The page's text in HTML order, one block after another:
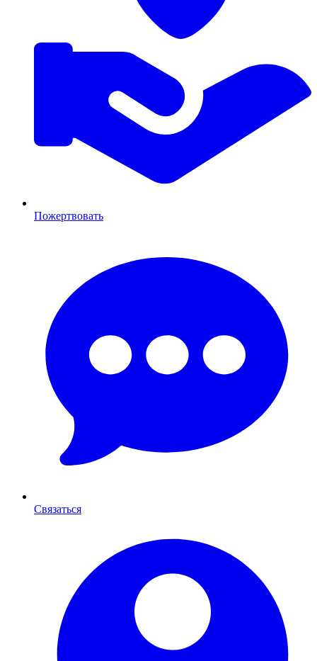
Пожертвовать
Связаться